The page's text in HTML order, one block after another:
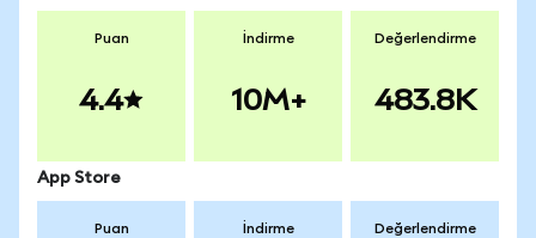
Puan
4.4
İndirme
10M+
Değerlendirme
483.8K
App Store
Puan İndirme Değerlendirme